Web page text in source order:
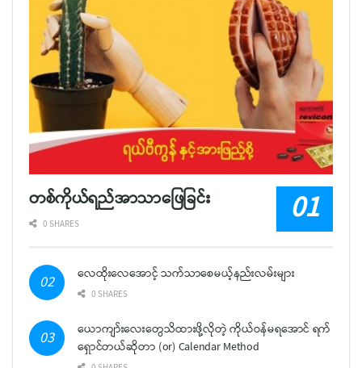
တစ်ကိုယ်ရည်အာသာဖြေခြင်း
0 SHARES
လေထိုးလေအောင့် သက်သာစေမယ့်နည်းလမ်းများ
0 SHARES
ယောကျာ်းလေးတွေသိထားဖို့လိုတဲ့ ကိုယ်ဝန်မရအောင် ရက်
ရှောင်တယ်ဆိုတာ (or) Calendar Method